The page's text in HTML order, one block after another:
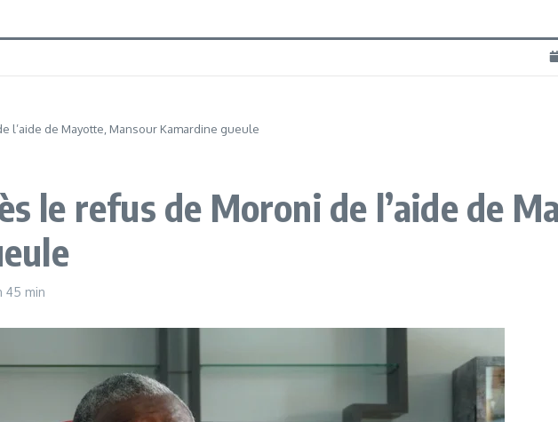
l’aide de Mayotte, Mansour Kamardine gueule
le refus de Moroni de l’aide de
45 min